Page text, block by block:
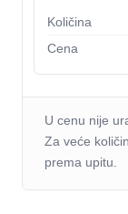
Količina
Cena
U cenu nije
Za veće
prema upitu.